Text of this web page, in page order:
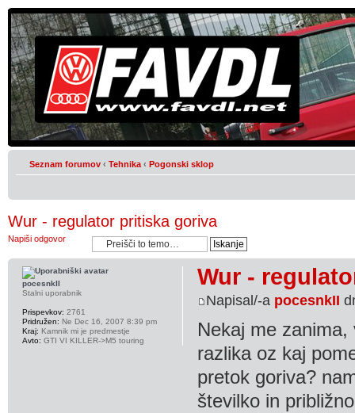
Seznam forumov ‹ Tehnika ‹ Pogonski sklop
Wur - regulator pritiska goriva
Napiši odgovor
Wur -
Napisal/-a pocesnkII
Nekaj me
razlika oz kaj
pretok goriva?
številko in
pocesnkII
Stalni uporabnik
Prispevkov: 2761
Pridružen: Ne Dec 16, 2007 8:39 pm
Kraj: Kamnik mi je predmestje
Avto: GTI VI KILLER->M5 touring